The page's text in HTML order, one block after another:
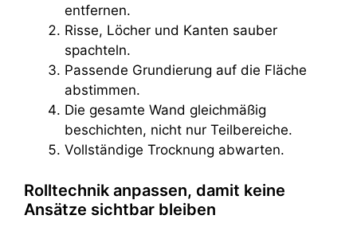
entfernen.
Risse, Löcher und Kanten sauber
spachteln.
Passende Grundierung auf die Fläche
abstimmen.
Die gesamte Wand gleichmäßig
beschichten, nicht nur Teilbereiche.
Vollständige Trocknung abwarten.
Rolltechnik anpassen, damit keine
Ansätze sichtbar bleiben